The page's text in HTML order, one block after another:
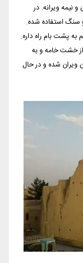
نیمه ویرانه. در
سنگ استفاده شده.
با ۲۸ پله بلند و نامنظم به پشت بام راه داره.
خشت خامه و به
ویران شده و در حال